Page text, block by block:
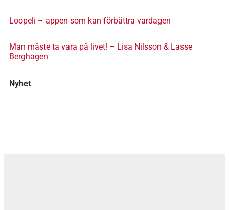
Loopeli – appen som kan förbättra vardagen
Man måste ta vara på livet! – Lisa Nilsson & Lasse
Berghagen
Nyhet